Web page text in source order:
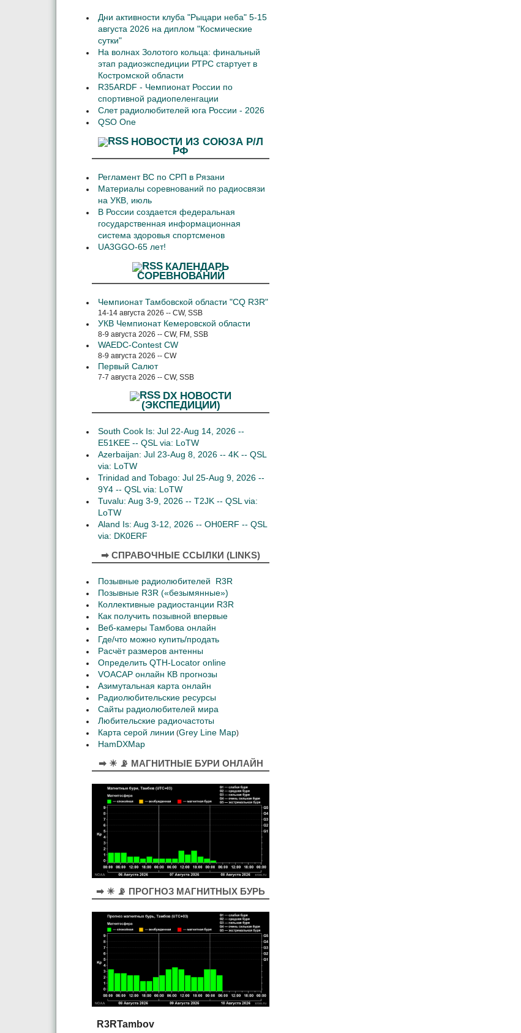
Дни активности клуба "Рыцари неба" 5-15
августа 2026 на диплом "Космические
сутки"
На волнах Золотого кольца: финальный
этап радиоэкспедиции РТРС стартует в
Костромской области
R35ARDF - Чемпионат России по
спортивной радиопеленгации
Слет радиолюбителей юга России - 2026
QSO One
НОВОСТИ ИЗ СОЮЗА Р/Л
РФ
Регламент ВС по СРП в Рязани
Материалы соревнований по радиосвязи
на УКВ, июль
В России создается федеральная
государственная информационная
система здоровья спортсменов
UA3GGO-65 лет!
КАЛЕНДАРЬ
СОРЕВНОВАНИЙ
Чемпионат Тамбовской области "CQ R3R"
14-14 августа 2026 -- CW, SSB
УКВ Чемпионат Кемеровской области
8-9 августа 2026 -- CW, FM, SSB
WAEDC-Contest CW
8-9 августа 2026 -- CW
Первый Салют
7-7 августа 2026 -- CW, SSB
DX НОВОСТИ
(ЭКСПЕДИЦИИ)
South Cook Is: Jul 22-Aug 14, 2026 --
E51KEE -- QSL via: LoTW
Azerbaijan: Jul 23-Aug 8, 2026 -- 4K -- QSL
via: LoTW
Trinidad and Tobago: Jul 25-Aug 9, 2026 --
9Y4 -- QSL via: LoTW
Tuvalu: Aug 3-9, 2026 -- T2JK -- QSL via:
LoTW
Aland Is: Aug 3-12, 2026 -- OH0ERF -- QSL
via: DK0ERF
➡ СПРАВОЧНЫЕ ССЫЛКИ (LINKS)
Позывные радиолюбителей R3R
Позывные R3R («безымянные»)
Коллективные радиостанции R3R
Как получить позывной впервые
Веб-камеры Тамбова онлайн
Где/что можно купить/продать
Расчёт размеров антенны
Определить QTH-Locator online
VOACAP онлайн КВ прогнозы
Азимутальная карта онлайн
Радиолюбительские ресурсы
Сайты радиолюбителей мира
Любительские радиочастоты
Карта серой линии (Grey Line Map)
HamDXMap
➡ ☀ 📡 МАГНИТНЫЕ БУРИ ОНЛАЙН
➡ ☀ 📡 ПРОГНОЗ МАГНИТНЫХ БУРЬ
R3RTambov